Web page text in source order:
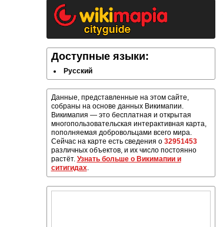
Доступные языки:
Русский
Данные, представленные на этом сайте,
собраны на основе данных Викимапии.
Викимапия — это бесплатная и открытая
многопользовательская интерактивная карта,
пополняемая добровольцами всего мира.
Сейчас на карте есть сведения о 32951453
различных объектов, и их число постоянно
растёт. Узнать больше о Викимапии и
ситигидах.